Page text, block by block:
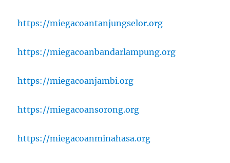
https://miegacoantanjungselor.org
https://miegacoanbandarlampung.org
https://miegacoanjambi.org
https://miegacoansorong.org
https://miegacoanminahasa.org